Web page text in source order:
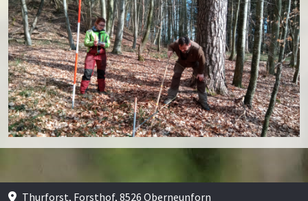
Thurforst, Forsthof, 8526 Oberneunforn